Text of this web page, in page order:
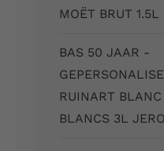
MOËT BRUT
BAS 50 JAAR -
RUINART
BLANCS 3L